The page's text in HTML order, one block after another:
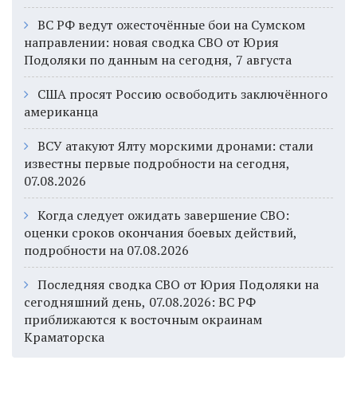
ВС РФ ведут ожесточённые бои на Сумском
направлении: новая сводка СВО от Юрия
Подоляки по данным на сегодня, 7 августа
США просят Россию освободить заключённого
американца
ВСУ атакуют Ялту морскими дронами: стали
известны первые подробности на сегодня,
07.08.2026
Когда следует ожидать завершение СВО:
оценки сроков окончания боевых действий,
подробности на 07.08.2026
Последняя сводка СВО от Юрия Подоляки на
сегодняшний день, 07.08.2026: ВС РФ
приближаются к восточным окраинам
Краматорска